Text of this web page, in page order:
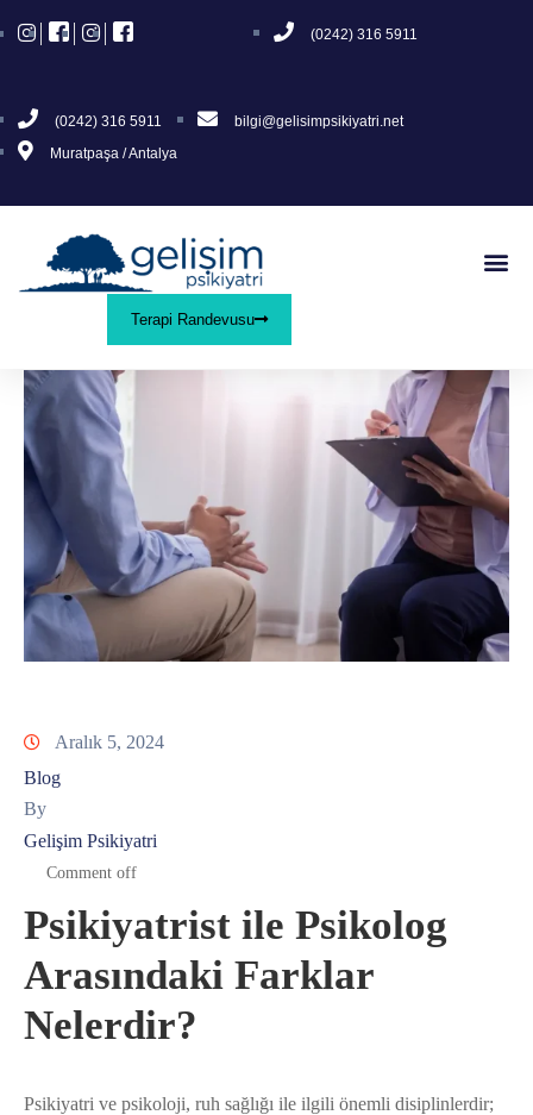
(0242) 316 5911
bilgi@gelisimpsikiyatri.net
Muratpaşa / Antalya
(0242) 316 5911
Terapi Randevusu
Aralık 5, 2024
Blog
By
Gelişim Psikiyatri
Comment off
Psikiyatrist ile Psikolog
Arasındaki Farklar
Nelerdir?
Psikiyatri ve psikoloji, ruh sağlığı ile ilgili önemli disiplinlerdir;